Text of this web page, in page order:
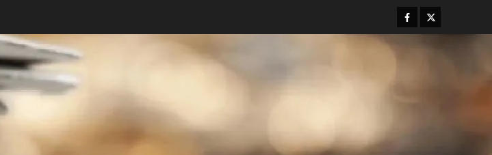
Facebook
Twitter